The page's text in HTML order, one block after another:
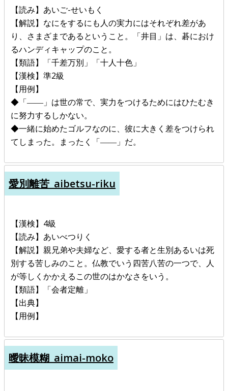
【読み】あいご-せいもく
【解説】なにをするにも人の実力にはそれぞれ差があ
り、さまざまであるということ。「井目」は、碁におけ
るハンディキャップのこと。
【類語】「千差万別」「十人十色」
【漢検】準2級
【用例】
◆「――」は世の常で、実力をつけるためにはひたむき
に努力するしかない。
◆一緒に始めたゴルフなのに、彼に大きく差をつけられ
てしまった。まったく「――」だ。
愛別離苦_aibetsu-riku
【漢検】4級
【読み】あいべつりく
【解説】親兄弟や夫婦など、愛する者と生別あるいは死
別する苦しみのこと。仏教でいう四苦八苦の一つで、人
が等しくかかえるこの世のはかなさをいう。
【類語】「会者定離」
【出典】
【用例】
曖昧模糊_aimai-moko